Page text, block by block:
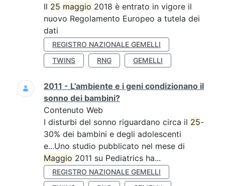
Il 25 maggio 2018 è entrato in vigore il
nuovo Regolamento Europeo a tutela dei
dati
REGISTRO NAZIONALE GEMELLI
TWINS
RNG GEMELLI
2011 - L’ambiente e i geni condizionano il
sonno dei bambini?
Contenuto Web
I disturbi del sonno riguardano circa il 25-
30% dei bambini e degli adolescenti
e...Uno studio pubblicato nel mese di
Maggio 2011 su Pediatrics ha...
REGISTRO NAZIONALE GEMELLI